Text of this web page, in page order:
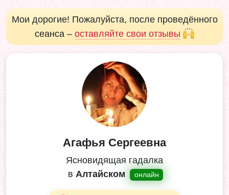
Мои дорогие! Пожалуйста, после проведённого
сеанса – оставляйте свои отзывы
Агафья Сергеевна
Ясновидящая гадалка
в Алтайском онлайн